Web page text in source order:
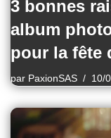
3 bonnes
album
pour la fête
par PaxionSAS 10/